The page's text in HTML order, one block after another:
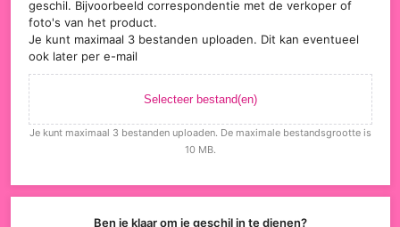
geschil. Bijvoorbeeld correspondentie met de verkoper of
foto's van het product.
Je kunt maximaal 3 bestanden uploaden. Dit kan eventueel
ook later per e-mail
Selecteer bestand(en)
Je kunt maximaal 3 bestanden uploaden. De maximale bestandsgrootte is
10 MB.
Ben je klaar om je geschil in te dienen?